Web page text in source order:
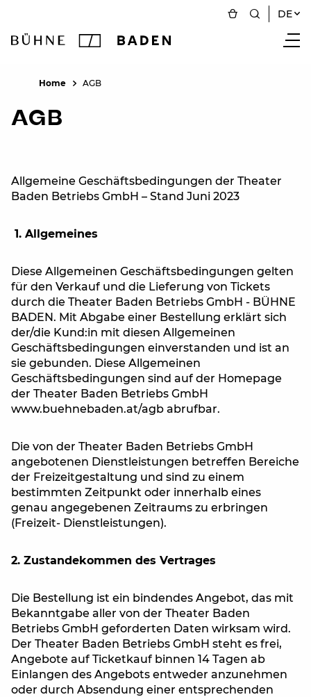
DE
Home AGB
AGB
Allgemeine Geschäftsbedingungen der Theater
Baden Betriebs GmbH – Stand Juni 2023
1. Allgemeines
Diese Allgemeinen Geschäftsbedingungen gelten
für den Verkauf und die Lieferung von Tickets
durch die Theater Baden Betriebs GmbH - BÜHNE
BADEN. Mit Abgabe einer Bestellung erklärt sich
der/die Kund:in mit diesen Allgemeinen
Geschäftsbedingungen einverstanden und ist an
sie gebunden. Diese Allgemeinen
Geschäftsbedingungen sind auf der Homepage
der Theater Baden Betriebs GmbH
www.buehnebaden.at/agb abrufbar.
Die von der Theater Baden Betriebs GmbH
angebotenen Dienstleistungen betreffen Bereiche
der Freizeitgestaltung und sind zu einem
bestimmten Zeitpunkt oder innerhalb eines
genau angegebenen Zeitraums zu erbringen
(Freizeit- Dienstleistungen).
2. Zustandekommen des Vertrages
Die Bestellung ist ein bindendes Angebot, das mit
Bekanntgabe aller von der Theater Baden
Betriebs GmbH geforderten Daten wirksam wird.
Der Theater Baden Betriebs GmbH steht es frei,
Angebote auf Ticketkauf binnen 14 Tagen ab
Einlangen des Angebots entweder anzunehmen
oder durch Absendung einer entsprechenden